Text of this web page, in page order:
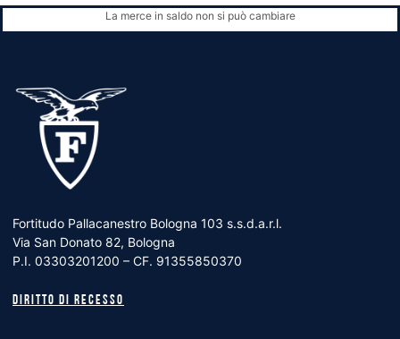
La merce in saldo non si può cambiare
Fortitudo Pallacanestro Bologna 103 s.s.d.a.r.l.
Via San Donato 82, Bologna
P.I. 03303201200 – CF. 91355850370
Diritto di recesso